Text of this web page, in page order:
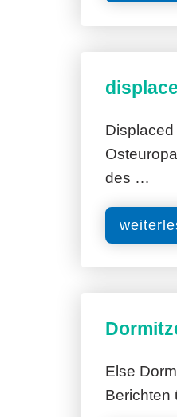
des …
Else
Berichten